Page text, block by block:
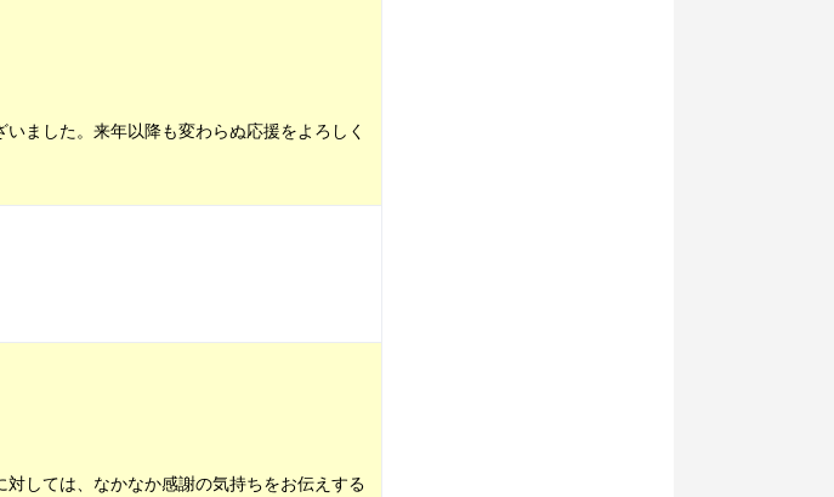
ました。来年以降も変わらぬ応援をよろしく
しては、なかなか感謝の気持ちをお伝えする